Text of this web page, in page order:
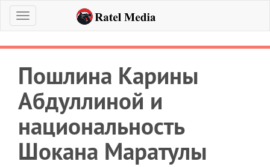
Меню
Пошлина Карины
Абдуллиной и
национальность
Шокана Маратулы